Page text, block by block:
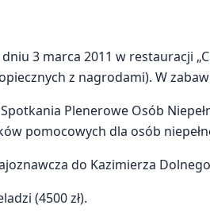
3 marca 2011 w restauracji
z nagrodami). W
Plenerowe Osób
pomocowych dla osób
do Kazimierza
(4500 zł).